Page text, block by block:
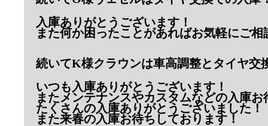
入庫ありがとうございます！
また何か困ったことがあればお気軽にご相
続いてK様クラウンは車高調整とタイヤ交
いつも入庫ありがとうございます！
またメンテナンスやカスタムなどの入庫
たくさんの入庫ありがとうございました！
また来春の入庫お待ちしております！